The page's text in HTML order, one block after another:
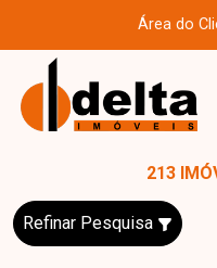
Área do
213
Refinar Pesquisa